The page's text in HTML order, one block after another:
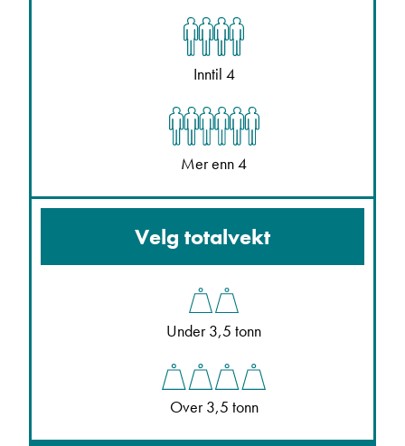
Inntil 4
Mer enn 4
Velg totalvekt
Under 3,5 tonn
Over 3,5 tonn